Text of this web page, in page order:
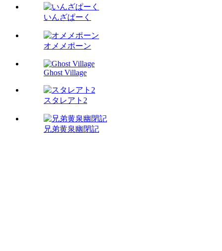
いんざぱーく
オメメポーン
Ghost Village
スタレアト2
兄弟黄泉幽閉記